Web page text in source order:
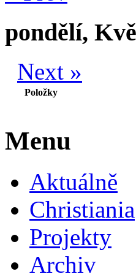
pondělí,
Next »
Položky
Menu
Aktuálně
Christiania
Projekty
Archiv